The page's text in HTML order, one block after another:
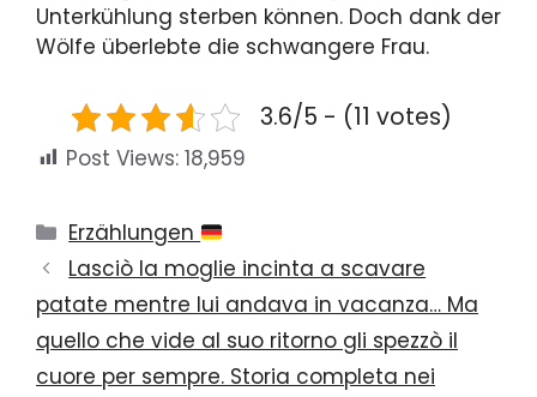
Unterkühlung sterben können. Doch dank der
Wölfe überlebte die schwangere Frau.
3.6/5 - (11 votes)
Post Views: 18,959
Categories
Erzählungen
Lasciò la moglie incinta a scavare
patate mentre lui andava in vacanza… Ma
quello che vide al suo ritorno gli spezzò il
cuore per sempre. Storia completa nei